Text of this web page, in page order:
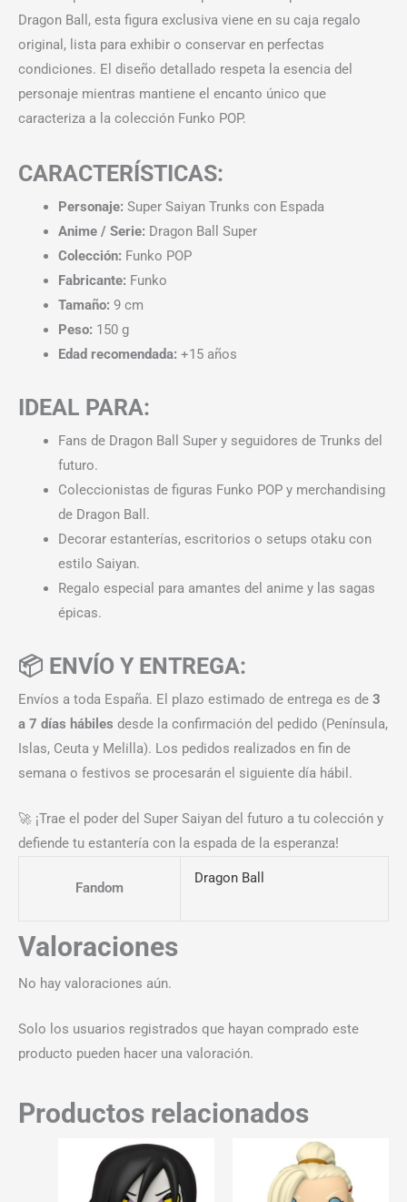
Dragon Ball, esta figura exclusiva viene en su caja regalo
original, lista para exhibir o conservar en perfectas
condiciones. El diseño detallado respeta la esencia del
personaje mientras mantiene el encanto único que
caracteriza a la colección Funko POP.
CARACTERÍSTICAS:
Personaje: Super Saiyan Trunks con Espada
Anime / Serie: Dragon Ball Super
Colección: Funko POP
Fabricante: Funko
Tamaño: 9 cm
Peso: 150 g
Edad recomendada: +15 años
IDEAL PARA:
Fans de Dragon Ball Super y seguidores de Trunks del
futuro.
Coleccionistas de figuras Funko POP y merchandising
de Dragon Ball.
Decorar estanterías, escritorios o setups otaku con
estilo Saiyan.
Regalo especial para amantes del anime y las sagas
épicas.
📦 ENVÍO Y ENTREGA:
Envíos a toda España. El plazo estimado de entrega es de 3
a 7 días hábiles desde la confirmación del pedido (Península,
Islas, Ceuta y Melilla). Los pedidos realizados en fin de
semana o festivos se procesarán el siguiente día hábil.
🚀 ¡Trae el poder del Super Saiyan del futuro a tu colección y
defiende tu estantería con la espada de la esperanza!
Fandom
Dragon Ball
Valoraciones
No hay valoraciones aún.
Solo los usuarios registrados que hayan comprado este
producto pueden hacer una valoración.
Productos relacionados